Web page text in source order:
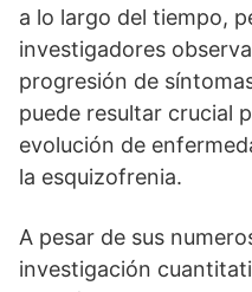
a lo largo del tiempo,
investigadores
progresión de
puede resultar crucial
evolución de
la esquizofrenia.
A pesar de sus
investigación